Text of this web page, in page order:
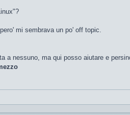
mi sembrava un po' off topic.
a nessuno, ma qui posso aiutare e